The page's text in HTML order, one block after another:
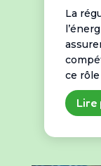
La
ce rôle
Lire